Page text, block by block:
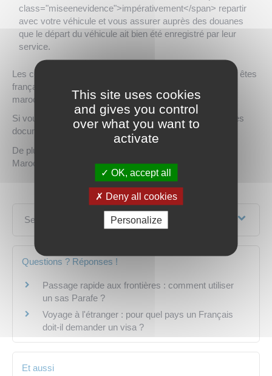
class="miseenevidence">impérativement</span> repartir
avec votre véhicule et vous assurer auprès des douanes
que le départ du véhicule ait bien été enregistré par leur
service.
Les conditions d'entrée au Maroc sont différentes si vous êtes
français ou si vous avez la double nationalité franco-
marocaine.
Si vous voyagez avec votre enfant ou s'il voyage seul, des
documents supplémentaires vous seront demandés.
De plus, des règles sont à suivre si vous vous rendez au
Maroc avec un véhicule.
Services en ligne et formulaires
Questions ? Réponses !
Passage rapide aux frontières : comment utiliser
un sas Parafe ?
Voyage à l'étranger : pour quel pays un Français
doit-il demander un visa ?
Et aussi
This site uses cookies
and gives you control
over what you want to
activate
OK, accept all
Deny all cookies
Personalize